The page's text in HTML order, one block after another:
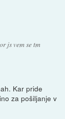
js vem se tm
Kar pride
za pošiljanje v